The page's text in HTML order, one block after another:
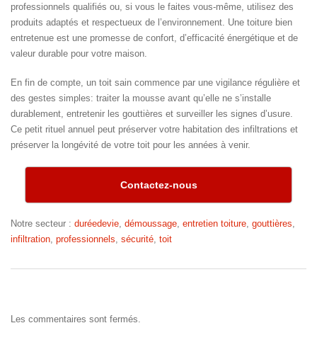
professionnels qualifiés ou, si vous le faites vous-même, utilisez des
produits adaptés et respectueux de l’environnement. Une toiture bien
entretenue est une promesse de confort, d’efficacité énergétique et de
valeur durable pour votre maison.
En fin de compte, un toit sain commence par une vigilance régulière et
des gestes simples: traiter la mousse avant qu’elle ne s’installe
durablement, entretenir les gouttières et surveiller les signes d’usure.
Ce petit rituel annuel peut préserver votre habitation des infiltrations et
préserver la longévité de votre toit pour les années à venir.
Contactez-nous
Notre secteur : duréedevie, démoussage, entretien toiture, gouttières,
infiltration, professionnels, sécurité, toit
Les commentaires sont fermés.